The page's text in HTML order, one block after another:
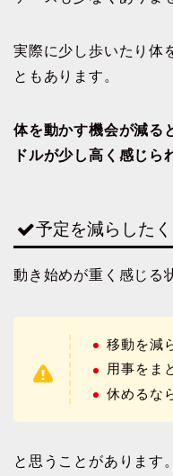
実際に少し歩いたり体
ともあります。
体を動かす機会が減る
ドルが少し高く感じら
予定を減らした
動き始めが重く感じる
移動を減
用事をま
休めるな
と思うことがあります。